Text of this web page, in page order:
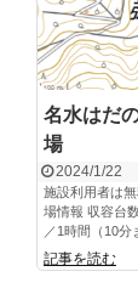
名水はだ
場
2024/1/22
施設利用者は
場情報 収容台
／1時間（10分
記事を読む